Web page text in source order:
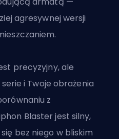
agresywnej wersji
precyzyjny, ale
i Twoje obrażenia
z
Blaster jest silny,
bez niego w bliskim